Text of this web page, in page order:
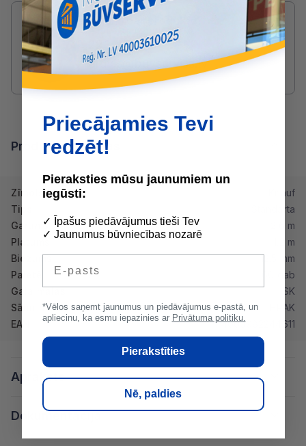
Radušies jautājumi par produktu?
SAZINIES AR DRUVIS:
2233 5731
druvis@buvserviss.lv
Produkta īpašības
Zīmols
Knauf
Tips
Standarta
Garums
2.6 m
Platums
1.2 m
Biezums
12.5 mm
Paletē
60 gab
Gala malas
SK
Sānu malas
HRAK
EAN
4003982244611
Apraksts
Dokumentācija
Priecājamies Tevi
redzēt!
Pieraksties mūsu jaunumiem un
iegūsti:
✓ Īpašus piedāvājumus tieši Tev
✓ Jaunumus būvniecības nozarē
*Vēlos saņemt jaunumus un piedāvājumus e-pastā, un
apliecinu, ka esmu iepazinies ar Privātuma politiku.
Pierakstīties
Nē, paldies